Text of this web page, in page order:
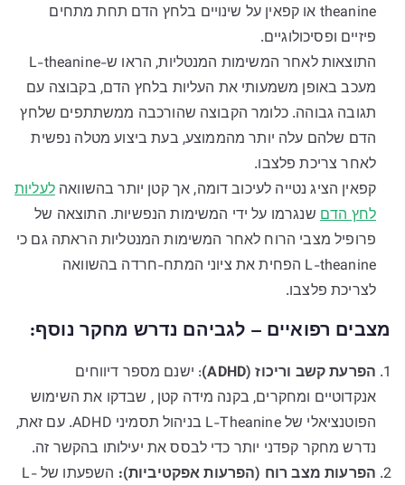
theanine או קפאין על שינויים בלחץ הדם תחת מתחים
פיזיים ופסיכולוגיים.
התוצאות לאחר המשימות המנטליות, הראו ש-L-theanine
מעכב באופן משמעותי את העליות בלחץ הדם, בקבוצה עם
תגובה גבוהה. כלומר הקבוצה שהורכבה ממשתתפים שלחץ
הדם שלהם עלה יותר מהממוצע, בעת ביצוע מטלה נפשית
לאחר צריכת פלצבו.
קפאין הציג נטייה לעיכוב דומה, אך קטן יותר בהשוואהלעליות
לחץ הדםשנגרמו על ידי המשימות הנפשיות. התוצאה של
פרופיל מצבי הרוח לאחר המשימות המנטליות הראתה גם כי
L-theanine הפחית את ציוני המתח-חרדה בהשוואה
לצריכת פלצבו.
מצבים רפואיים – לגביהם נדרש מחקר נוסף:
הפרעת קשב וריכוז (ADHD)
: ישנם מספר דיווחים
אנקדוטיים ומחקרים, בקנה מידה קטן , שבדקו את השימוש
הפוטנציאלי של L-Theanine בניהול תסמיני ADHD. עם זאת,
נדרש מחקר קפדני יותר כדי לבסס את יעילותו בהקשר זה.
הפרעות מצב רוח (הפרעות אפקטיביות):
השפעתו של L-